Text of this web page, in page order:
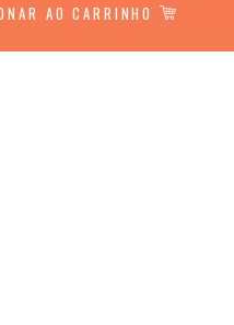
AO CARRINHO